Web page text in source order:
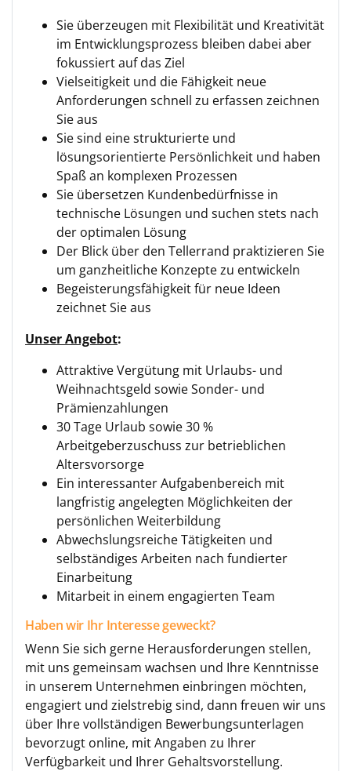
Sie überzeugen mit Flexibilität und Kreativität
im Entwicklungsprozess bleiben dabei aber
fokussiert auf das Ziel
Vielseitigkeit und die Fähigkeit neue
Anforderungen schnell zu erfassen zeichnen
Sie aus
Sie sind eine strukturierte und
lösungsorientierte Persönlichkeit und haben
Spaß an komplexen Prozessen
Sie übersetzen Kundenbedürfnisse in
technische Lösungen und suchen stets nach
der optimalen Lösung
Der Blick über den Tellerrand praktizieren Sie
um ganzheitliche Konzepte zu entwickeln
Begeisterungsfähigkeit für neue Ideen
zeichnet Sie aus
Unser Angebot:
Attraktive Vergütung mit Urlaubs- und
Weihnachtsgeld sowie Sonder- und
Prämienzahlungen
30 Tage Urlaub sowie 30 %
Arbeitgeberzuschuss zur betrieblichen
Altersvorsorge
Ein interessanter Aufgabenbereich mit
langfristig angelegten Möglichkeiten der
persönlichen Weiterbildung
Abwechslungsreiche Tätigkeiten und
selbständiges Arbeiten nach fundierter
Einarbeitung
Mitarbeit in einem engagierten Team
Haben wir Ihr Interesse geweckt?
Wenn Sie sich gerne Herausforderungen stellen,
mit uns gemeinsam wachsen und Ihre Kenntnisse
in unserem Unternehmen einbringen möchten,
engagiert und zielstrebig sind, dann freuen wir uns
über Ihre vollständigen Bewerbungsunterlagen
bevorzugt online, mit Angaben zu Ihrer
Verfügbarkeit und Ihrer Gehaltsvorstellung.